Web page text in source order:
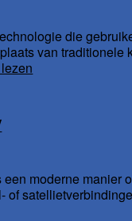
die
van traditionele
moderne manier
of